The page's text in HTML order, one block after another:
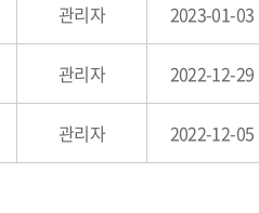
관리자 2023-01-03
관리자 2022-12-29
관리자 2022-12-05